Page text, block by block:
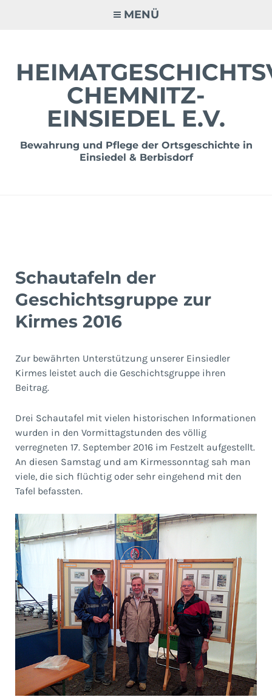
MENÜ
CHEMNITZ-
EINSIEDEL E.V.
Bewahrung und Pflege der Ortsgeschichte in
Einsiedel & Berbisdorf
Schautafeln der
Geschichtsgruppe zur
Kirmes 2016
Zur bewährten Unterstützung unserer Einsiedler
Kirmes leistet auch die Geschichtsgruppe ihren
Beitrag.
Drei Schautafel mit vielen historischen Informationen
wurden in den Vormittagstunden des völlig
verregneten 17. September 2016 im Festzelt aufgestellt.
An diesen Samstag und am Kirmessonntag sah man
viele, die sich flüchtig oder sehr eingehend mit den
Tafel befassten.